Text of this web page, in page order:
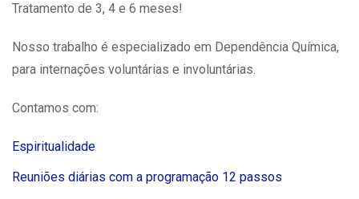
Tratamento de 3, 4 e 6 meses!
Nosso trabalho é especializado em Dependência Química,
para internações voluntárias e involuntárias.
Contamos com:
Espiritualidade
Reuniões diárias com a programação 12 passos